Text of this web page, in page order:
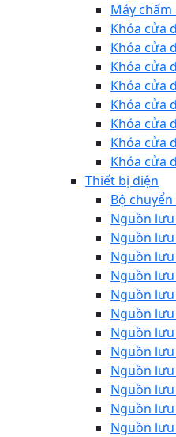
Máy
Khóa cửa
Khóa cửa
Khóa cửa
Khóa cửa
Khóa cửa
Khóa cửa
Khóa cửa
Khóa cửa
Thiết bị điện
Bộ
Nguồn
Nguồn
Nguồn
Nguồn lưu
Nguồn lưu
Nguồn lưu
Nguồn lưu
Nguồn lưu
Nguồn lưu
Nguồn lưu
Nguồn lưu
Nguồn lưu